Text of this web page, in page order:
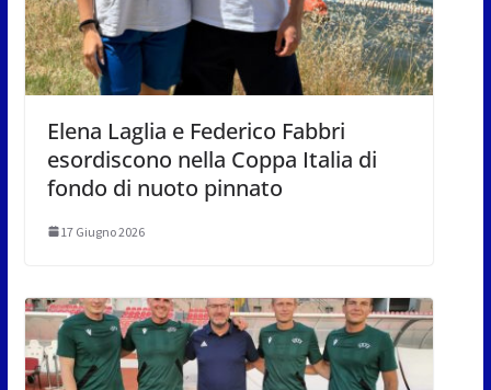
Elena Laglia e Federico Fabbri
esordiscono nella Coppa Italia di
fondo di nuoto pinnato
17 Giugno 2026